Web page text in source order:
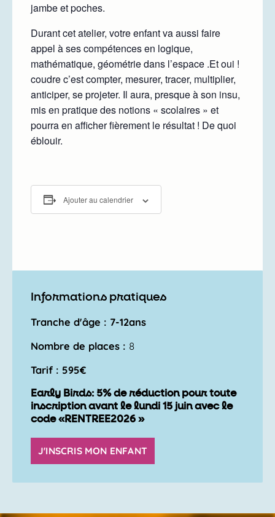
jambe et poches.
Durant cet atelier, votre enfant va aussi faire
appel à ses compétences en logique,
mathématique, géométrie dans l’espace .Et oui !
coudre c’est compter, mesurer, tracer, multiplier,
anticiper, se projeter. Il aura, presque à son insu,
mis en pratique des notions « scolaires » et
pourra en afficher fièrement le résultat ! De quoi
éblouir.
Ajouter au calendrier
Informations pratiques
Tranche d'âge : 7-12ans
Nombre de places : 8
Tarif : 595€
Early Birds: 5% de réduction pour toute
inscription avant le lundi 15 juin avec le
code «RENTREE2026 »
J'INSCRIS MON ENFANT